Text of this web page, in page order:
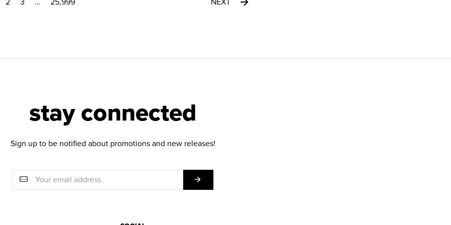
stay connected
Sign up to be notified about promotions and new releases!